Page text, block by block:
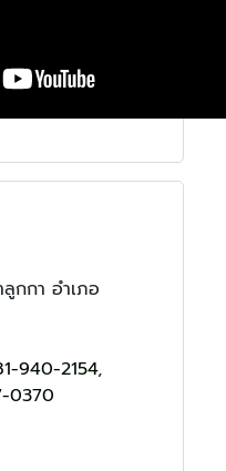
กกา อำเภอ
940-2154,
0370